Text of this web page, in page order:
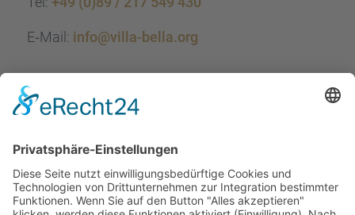
E‑Mail: info@villa-bella.org
ÖFFNUNGS­ZEI­TEN
Mo-Do: 09:00 — 20:00 Uhr
Fr: 09:00 — 18:00 Uhr